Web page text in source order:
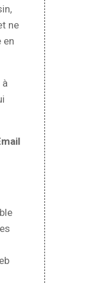
ne
en
à